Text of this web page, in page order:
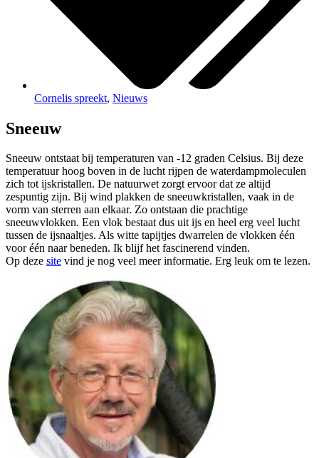
Cornelis spreekt, Nieuws
Sneeuw
Sneeuw ontstaat bij temperaturen van -12 graden Celsius. Bij deze
temperatuur hoog boven in de lucht rijpen de waterdampmoleculen
zich tot ijskristallen. De natuurwet zorgt ervoor dat ze altijd
zespuntig zijn. Bij wind plakken de sneeuwkristallen, vaak in de
vorm van sterren aan elkaar. Zo ontstaan die prachtige
sneeuwvlokken. Een vlok bestaat dus uit ijs en heel erg veel lucht
tussen de ijsnaaltjes. Als witte tapijtjes dwarrelen de vlokken één
voor één naar beneden. Ik blijf het fascinerend vinden.
Op deze site vind je nog veel meer informatie. Erg leuk om te lezen.